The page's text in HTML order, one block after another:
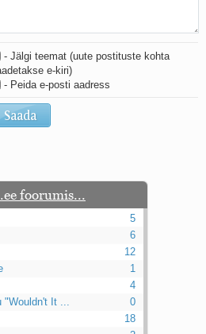
- Jälgi teemat (uute postituste kohta
e-kiri)
- Peida e-posti aadress
foorumis...
5
6
12
1
4
"Wouldn't It ...
0
18